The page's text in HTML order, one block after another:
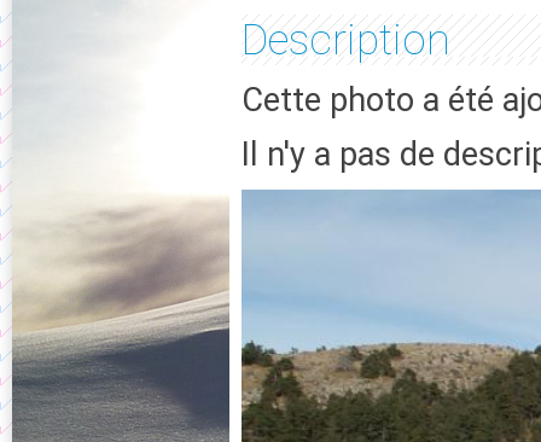
Description
Cette photo a été
Il n'y a pas de